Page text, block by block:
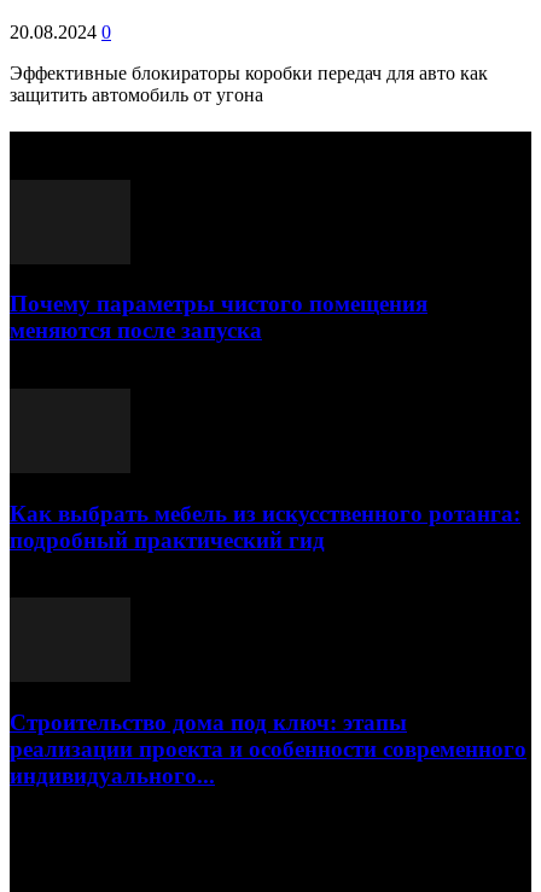
20.08.2024 0
Эффективные блокираторы коробки передач для авто как
защитить автомобиль от угона
Почему параметры чистого помещения
меняются после запуска
Как выбрать мебель из искусственного ротанга:
подробный практический гид
Строительство дома под ключ: этапы
реализации проекта и особенности современного
индивидуального...